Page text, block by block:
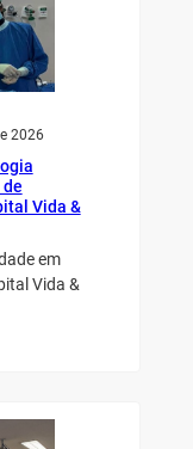
2026
Vida &
em
Vida &